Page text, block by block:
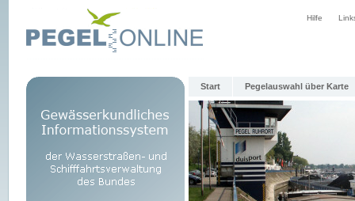
Hilfe
Start Pegelauswahl über Karte